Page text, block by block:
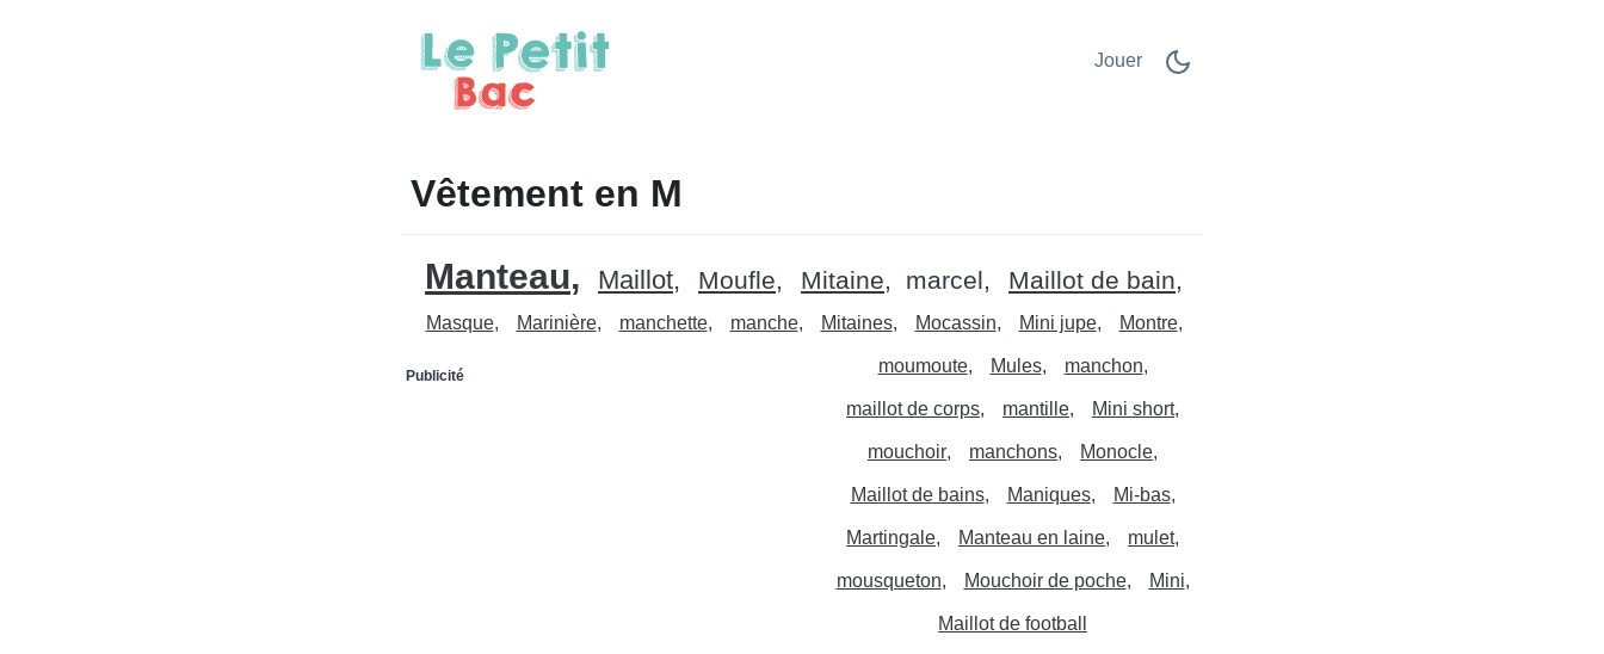
Jouer
Vêtement en M
Manteau Maillot Moufle Mitaine marcel Maillot de bain
Masque Marinière manchette manche Mitaines Mocassin Mini jupe Montre
moumoute
Publicité Mules manchon
maillot de corps mantille Mini short
mouchoir manchons Monocle
Maillot de bains Maniques Mi-bas
Martingale Manteau en laine mulet
mousqueton Mouchoir de poche Mini
Maillot de football